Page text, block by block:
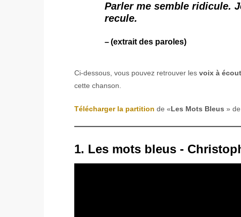
Parler me semble ridicule.
recule.
(extrait des paroles)
Ci-dessous, vous pouvez retrouver les voix à
cette chanson.
Télécharger la partition de «Les Mots Bleus » de
1. Les mots bleus -